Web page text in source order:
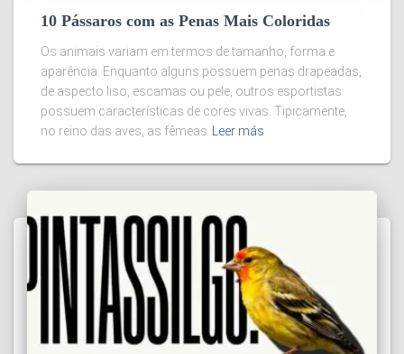
10 Pássaros com as Penas Mais Coloridas
Os animais variam em termos de tamanho, forma e
aparência. Enquanto alguns possuem penas drapeadas,
de aspecto liso, escamas ou pele, outros esportistas
possuem características de cores vivas. Tipicamente,
no reino das aves, as fêmeas
Leer más